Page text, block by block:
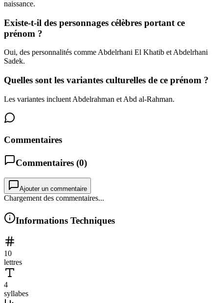
naissance.
Existe-t-il des personnages célèbres portant ce
prénom ?
Oui, des personnalités comme Abdelrhani El Khatib et Abdelrhani
Sadek.
Quelles sont les variantes culturelles de ce prénom ?
Les variantes incluent Abdelrahman et Abd al-Rahman.
Commentaires
Commentaires (0)
Ajouter un commentaire
Chargement des commentaires...
Informations Techniques
10
lettres
4
syllabes